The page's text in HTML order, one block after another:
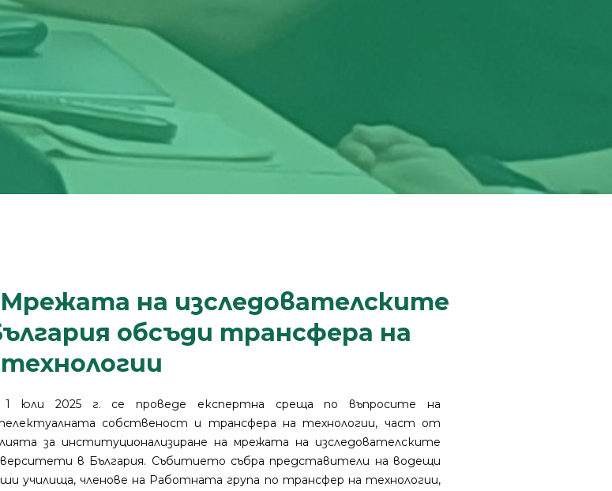
на изследователските
обсъди трансфера на
технологии
1 юли 2025 г. се проведе експертна среща по въпросите на
собственост и трансфера на технологии, част от
за институционализиране на мрежата на изследователските
в България. Събитието събра представители на водещи
училища, членове на Работната група по трансфер на технологии,